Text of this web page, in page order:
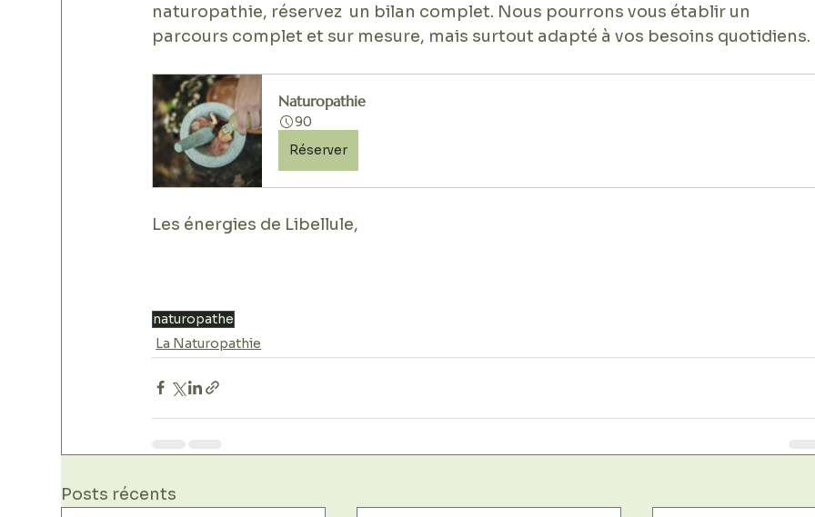
naturopathie, réservez  un bilan complet. Nous pourrons vous établir un
parcours complet et sur mesure, mais surtout adapté à vos besoins quotidiens.
Naturopathie
90
Réserver
Les énergies de Libellule,
naturopathe
La Naturopathie
Posts récents